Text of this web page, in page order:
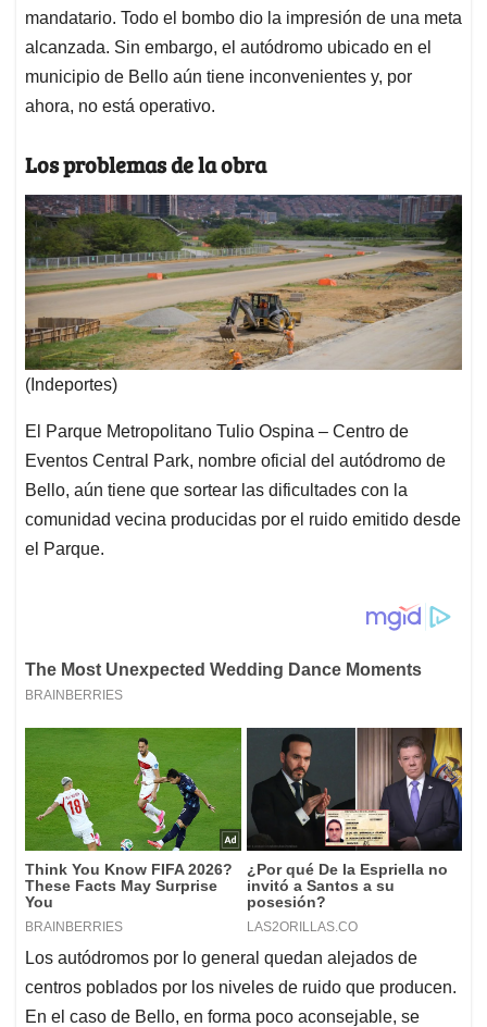
mandatario. Todo el bombo dio la impresión de una meta
alcanzada. Sin embargo, el autódromo ubicado en el
municipio de Bello aún tiene inconvenientes y, por
ahora, no está operativo.
Los problemas de la obra
(Indeportes)
El Parque Metropolitano Tulio Ospina – Centro de
Eventos Central Park, nombre oficial del autódromo de
Bello, aún tiene que sortear las dificultades con la
comunidad vecina producidas por el ruido emitido desde
el Parque.
Los autódromos por lo general quedan alejados de
centros poblados por los niveles de ruido que producen.
En el caso de Bello, en forma poco aconsejable, se